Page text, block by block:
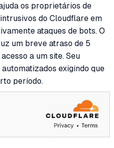
os proprietários de
do Cloudflare em
ataques de bots. O
um breve atraso de 5
a um site. Seu
exigindo que
período.